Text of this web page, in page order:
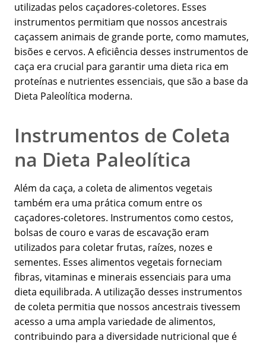
utilizadas pelos caçadores-coletores. Esses
instrumentos permitiam que nossos ancestrais
caçassem animais de grande porte, como mamutes,
bisões e cervos. A eficiência desses instrumentos de
caça era crucial para garantir uma dieta rica em
proteínas e nutrientes essenciais, que são a base da
Dieta Paleolítica moderna.
Instrumentos de Coleta
na Dieta Paleolítica
Além da caça, a coleta de alimentos vegetais
também era uma prática comum entre os
caçadores-coletores. Instrumentos como cestos,
bolsas de couro e varas de escavação eram
utilizados para coletar frutas, raízes, nozes e
sementes. Esses alimentos vegetais forneciam
fibras, vitaminas e minerais essenciais para uma
dieta equilibrada. A utilização desses instrumentos
de coleta permitia que nossos ancestrais tivessem
acesso a uma ampla variedade de alimentos,
contribuindo para a diversidade nutricional que é